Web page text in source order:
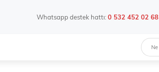
Whatsapp destek hattı:0 532 452 02 68